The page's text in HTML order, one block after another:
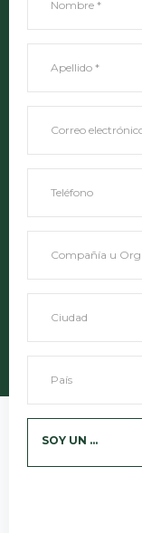
SOY UN ...